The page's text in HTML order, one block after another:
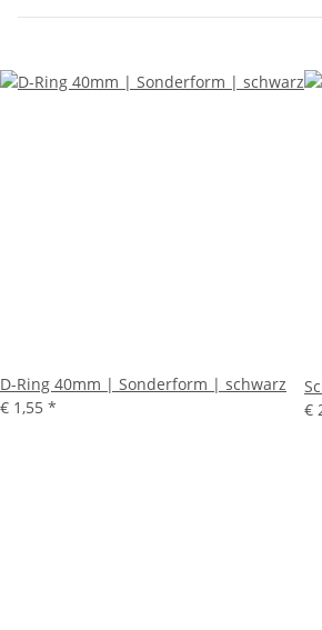
D-Ring 40mm | Sonderform | schwarz
€ 1,55 *
€